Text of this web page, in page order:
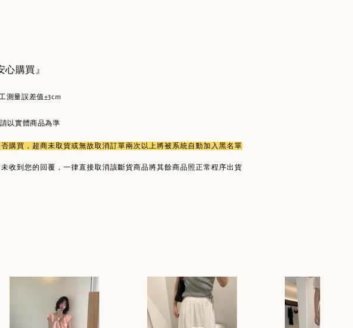
心購買』
測量誤差值±3cm
以實體商品為準
購買，超商未取貨或無故取消訂單兩次以上將被系統自動加入黑名單
收到您的回覆，一律直接取消該斷貨商品將其餘商品照正常程序出貨